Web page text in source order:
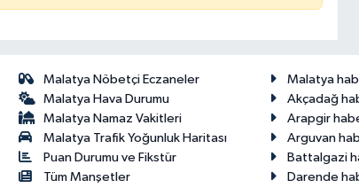
Malatya Nöbetçi Eczaneler
Malatya Hava Durumu
Malatya Namaz Vakitleri
Malatya Trafik Yoğunluk Haritası
Puan Durumu ve Fikstür
Tüm Manşetler
Malatya
Akçadağ
Arapgir
Arguvan
Battalgazi
Darende